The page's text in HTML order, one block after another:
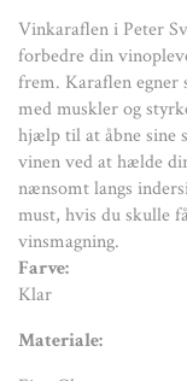
Tåler
Vinkaraflen i Peter
forbedre din
frem. Karaflen egner
med muskler og
hjælp til at åbne sine
vinen ved at hælde
nænsomt langs
must, hvis du skulle
vinsmagning.
Farve:
Klar
Materiale: